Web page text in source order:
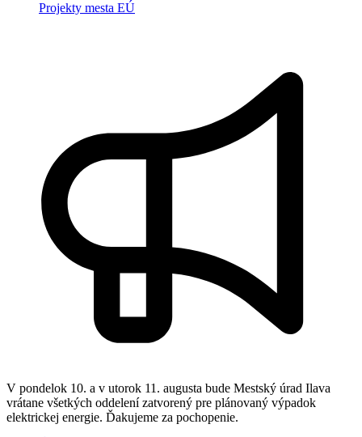
Projekty mesta EÚ
V pondelok 10. a v utorok 11. augusta bude Mestský úrad Ilava
vrátane všetkých oddelení zatvorený pre plánovaný výpadok
elektrickej energie. Ďakujeme za pochopenie.